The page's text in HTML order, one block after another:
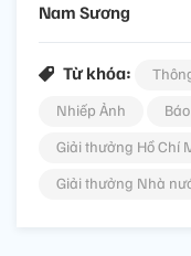
Nam Sương
Từ khóa:
Nhiếp Ảnh
Giải thưởng Hồ Chí
Giải thưởng Nhà